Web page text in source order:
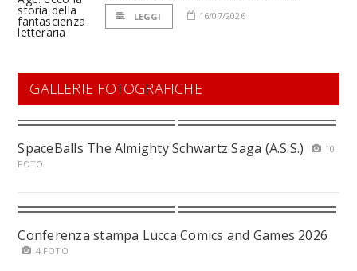
LEGGI 16/07/2026
GALLERIE FOTOGRAFICHE
SpaceBalls The Almighty Schwartz Saga (A.S.S.)
10
FOTO
Conferenza stampa Lucca Comics and Games 2026
4 FOTO